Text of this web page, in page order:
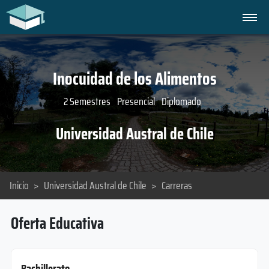
Inocuidad de los Alimentos
2 Semestres Presencial Diplomado
Universidad Austral de Chile
Inicio > Universidad Austral de Chile > Carreras
Oferta Educativa